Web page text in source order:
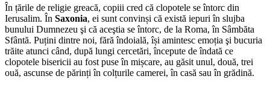
În țările de religie greacă, copiii cred că clopotele se întorc din
Ierusalim. În Saxonia, ei sunt convinși că există iepuri în slujba
bunului Dumnezeu şi că aceştia se întorc, de la Roma, în Sâmbăta
Sfântă. Puțini dintre noi, fără îndoială, își amintesc emoția şi bucuria
trăite atunci când, după lungi cercetări, începute de îndată ce
clopotele bisericii au fost puse în mișcare, au găsit unul, două, trei
ouă, ascunse de părinți în colțurile camerei, în casă sau în grădină.